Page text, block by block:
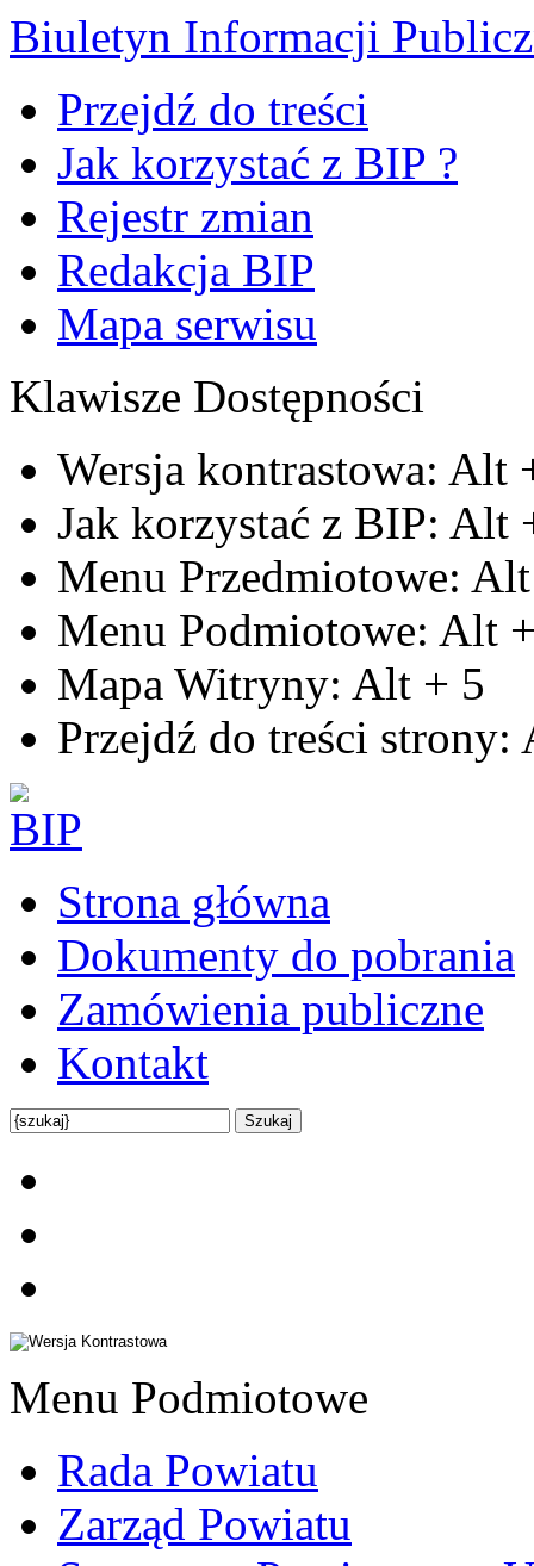
Biuletyn Informacji
Przejdź do treści
Jak korzystać z BIP ?
Rejestr zmian
Redakcja BIP
Mapa serwisu
Klawisze Dostępności
Wersja kontrastowa: Alt
Jak korzystać z BIP: Alt
Menu Przedmiotowe: Alt
Menu Podmiotowe: Alt
Mapa Witryny: Alt + 5
Przejdź do treści strony:
Strona główna
Dokumenty do pobrania
Zamówienia publiczne
Kontakt
Menu Podmiotowe
Rada Powiatu
Zarząd Powiatu